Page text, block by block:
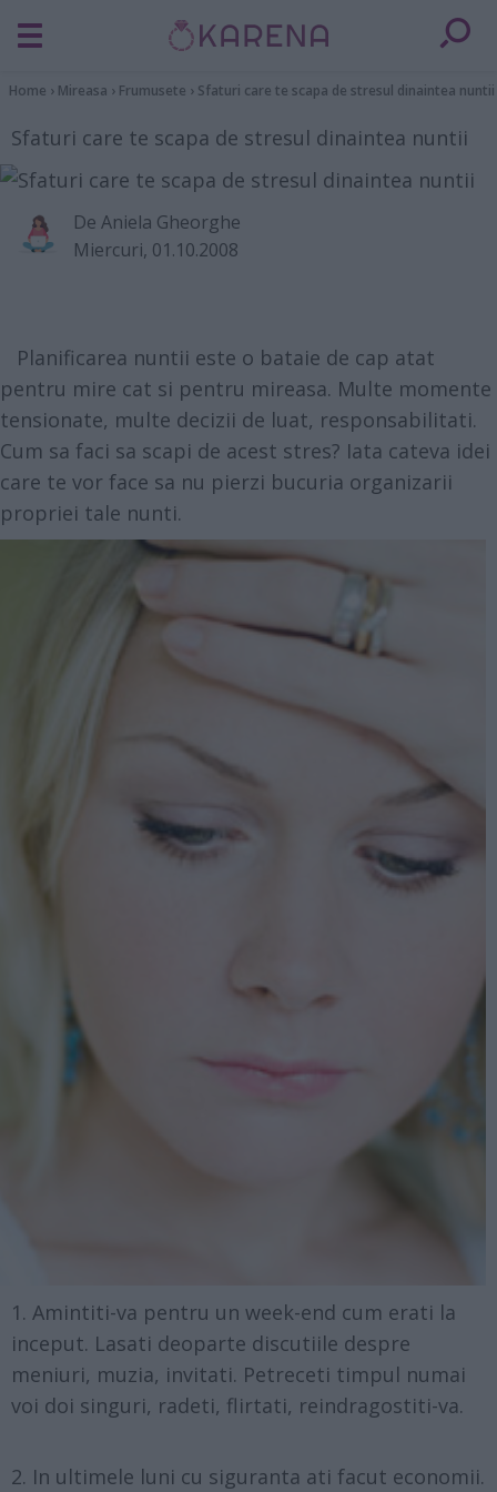
Home › Mireasa › Frumusete › Sfaturi care te scapa de stresul dinaintea nuntii
Sfaturi care te scapa de stresul dinaintea nuntii
De Aniela Gheorghe
Miercuri, 01.10.2008
Planificarea nuntii este o bataie de cap atat
pentru mire cat si pentru mireasa. Multe momente
tensionate, multe decizii de luat, responsabilitati.
Cum sa faci sa scapi de acest stres? Iata cateva idei
care te vor face sa nu pierzi bucuria organizarii
propriei tale nunti.
Amintiti-va pentru un week-end cum erati la
inceput. Lasati deoparte discutiile despre
meniuri, muzia, invitati. Petreceti timpul numai
voi doi singuri, radeti, flirtati, reindragostiti-va.
In ultimele luni cu siguranta ati facut economii.